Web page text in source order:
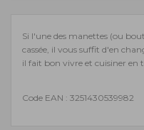
Si l'une des manettes (ou
cassée, il vous suffit d'en
il fait bon vivre et cuisiner en
Code EAN : 3251430539982